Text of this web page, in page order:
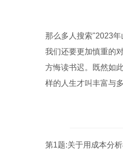
那么多人搜索"2023
我们还要更加慎重的
方悔读书迟。既然如
样的人生才叫丰富与
第1题:关于用成本分